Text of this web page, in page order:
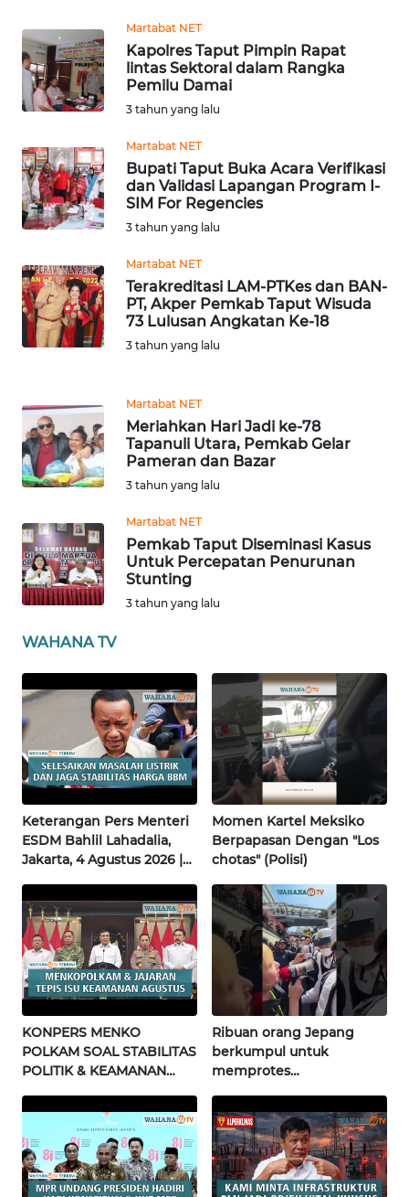
Martabat NET
Kapolres Taput Pimpin Rapat
lintas Sektoral dalam Rangka
Pemilu Damai
3 tahun yang lalu
Martabat NET
Bupati Taput Buka Acara Verifikasi
dan Validasi Lapangan Program I-
SIM For Regencies
3 tahun yang lalu
Martabat NET
Terakreditasi LAM-PTKes dan BAN-
PT, Akper Pemkab Taput Wisuda
73 Lulusan Angkatan Ke-18
3 tahun yang lalu
Martabat NET
Meriahkan Hari Jadi ke-78
Tapanuli Utara, Pemkab Gelar
Pameran dan Bazar
3 tahun yang lalu
Martabat NET
Pemkab Taput Diseminasi Kasus
Untuk Percepatan Penurunan
Stunting
3 tahun yang lalu
WAHANA TV
Keterangan Pers Menteri
ESDM Bahlil Lahadalia,
Jakarta, 4 Agustus 2026 |
Momen Kartel Meksiko
Berpapasan Dengan "Los
chotas" (Polisi)
KONPERS MENKO
POLKAM SOAL STABILITAS
POLITIK & KEAMANAN
Terkini
Ribuan orang Jepang
berkumpul untuk
memprotes
pertama di Fujisawa
NET
FORJASIDA
NEWS
JURNAL
MARITIM
FISUELRI
BERKAT
NEWS
NEWS
AKHLAK
SONYA
ASA
NEWS
Informasi
INDEKS
BERITA
KONTAK
KAMI
INFO
IKLAN
TENTANG
KAMI
PEDOMAN
MEDIA
SIBER
REDAKSI
DISCLAIMER
Wahana